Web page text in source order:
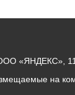
«ЯНДЕКС»,
на